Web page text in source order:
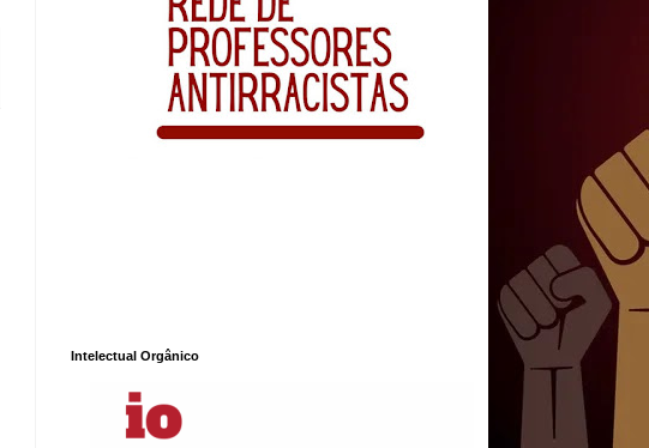
Intelectual Orgânico